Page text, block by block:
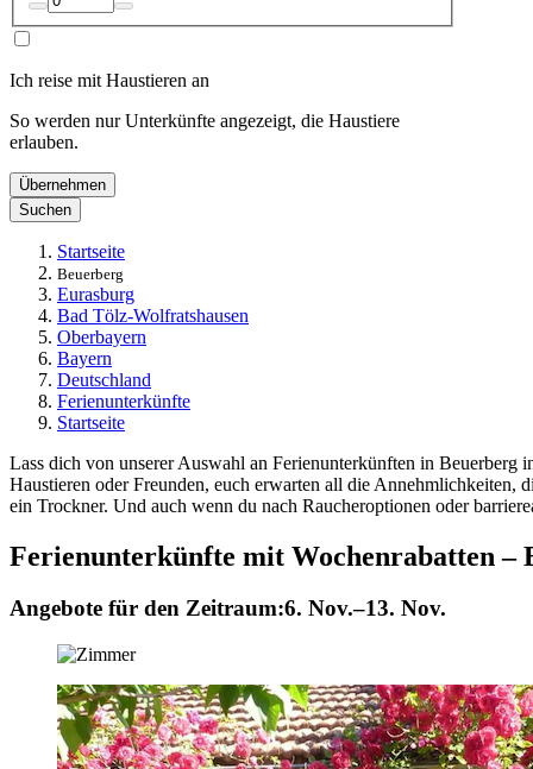
Ich reise mit Haustieren an
So werden nur Unterkünfte angezeigt, die Haustiere
erlauben.
Übernehmen
Suchen
Startseite
Beuerberg
Eurasburg
Bad Tölz-Wolfratshausen
Oberbayern
Bayern
Deutschland
Ferienunterkünfte
Startseite
Lass dich von unserer Auswahl an Ferienunterkünften in
Haustieren oder Freunden, euch erwarten all die Annehmlichkeiten,
ein Trockner. Und auch wenn du nach Raucheroptionen oder
Ferienunterkünfte mit Wochenrabatten –
Angebote für den Zeitraum:6. Nov.–13. Nov.